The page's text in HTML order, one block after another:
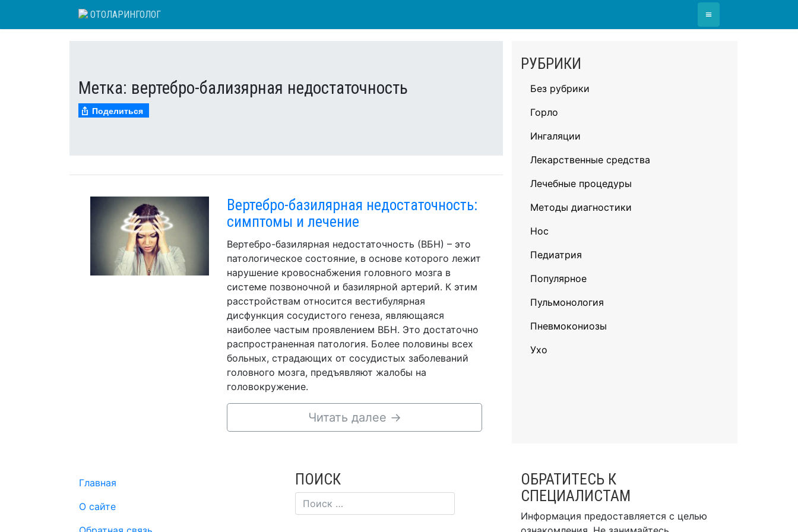
ОТОЛАРИНГОЛОГ ≡
Метка: вертебро-бализярная недостаточность
Поделиться
Вертебро-базилярная недостаточность:
симптомы и лечение
Вертебро-базилярная недостаточность (ВБН) – это
патологическое состояние, в основе которого лежит
нарушение кровоснабжения головного мозга в
системе позвоночной и базилярной артерий. К этим
расстройствам относится вестибулярная
дисфункция сосудистого генеза, являющаяся
наиболее частым проявлением ВБН. Это достаточно
распространенная патология. Более половины всех
больных, страдающих от сосудистых заболеваний
головного мозга, предъявляют жалобы на
головокружение.
Читать далее →
РУБРИКИ
Без рубрики
Горло
Ингаляции
Лекарственные средства
Лечебные процедуры
Методы диагностики
Нос
Педиатрия
Популярное
Пульмонология
Пневмокониозы
Ухо
Главная
О сайте
ПОИСК
ОБРАТИТЕСЬ К
СПЕЦИАЛИСТАМ
Информация предоставляется с целью